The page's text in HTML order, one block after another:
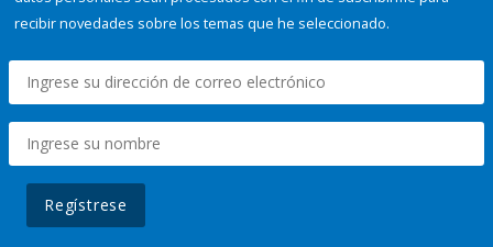
recibir novedades sobre los temas que he seleccionado.
Regístrese